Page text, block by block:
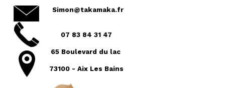
Simon@takamaka.fr
07 83 84 31 47
65 Boulevard du lac
73100 - Aix Les Bains